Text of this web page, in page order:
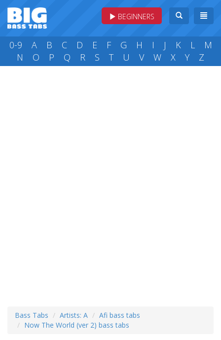
BEGINNERS
0-9 A B C D E F G H I J K L
M
N
O P Q R S T U V W X Y Z
Bass Tabs Artists: A
Afi bass tabs
Now The World (ver 2) bass tabs